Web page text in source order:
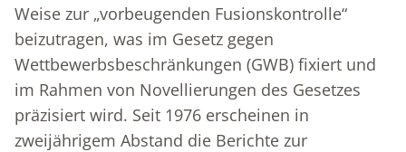
Weise zur „vorbeugenden Fusionskontrolle“
beizutragen, was im Gesetz gegen
Wettbewerbsbeschränkungen (GWB) fixiert und
im Rahmen von Novellierungen des Gesetzes
präzisiert wird. Seit 1976 erscheinen in
zweijährigem Abstand die Berichte zur